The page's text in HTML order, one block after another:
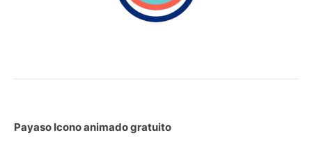
Payaso Icono animado gratuito